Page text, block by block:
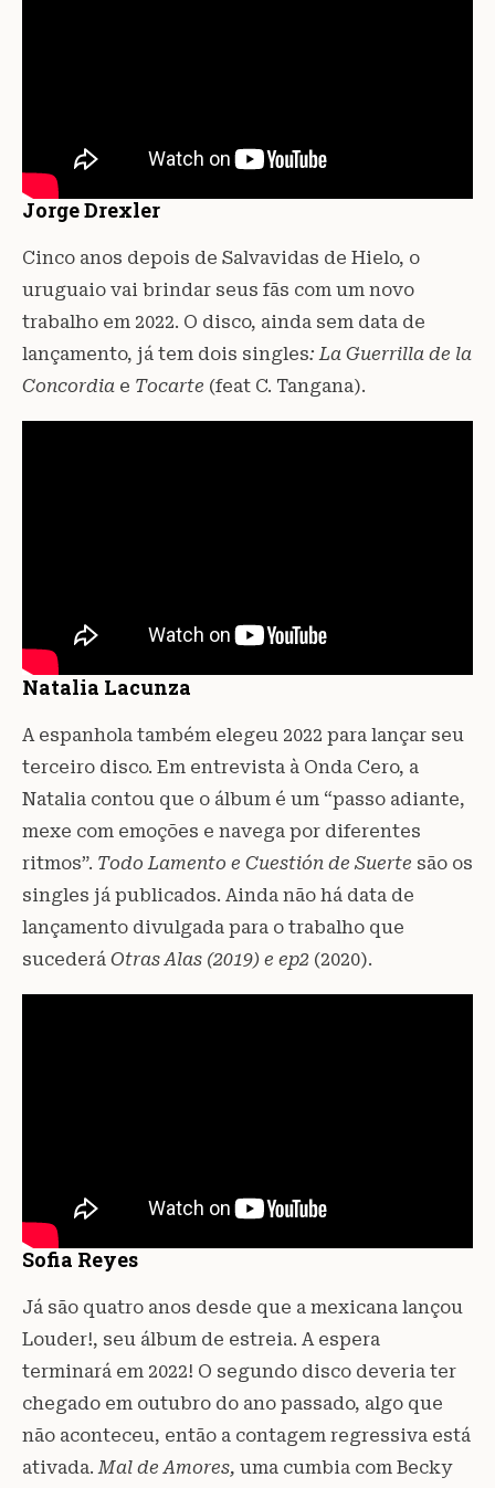
Jorge Drexler
Cinco anos depois de Salvavidas de Hielo, o
uruguaio vai brindar seus fãs com um novo
trabalho em 2022. O disco, ainda sem data de
lançamento, já tem dois singles: La Guerrilla de la
Concordia e Tocarte (feat C. Tangana).
Natalia Lacunza
A espanhola também elegeu 2022 para lançar seu
terceiro disco. Em entrevista à Onda Cero, a
Natalia contou que o álbum é um “passo adiante,
mexe com emoções e navega por diferentes
ritmos”. Todo Lamento e Cuestión de Suerte são os
singles já publicados. Ainda não há data de
lançamento divulgada para o trabalho que
sucederá Otras Alas (2019) e ep2 (2020).
Sofia Reyes
Já são quatro anos desde que a mexicana lançou
Louder!, seu álbum de estreia. A espera
terminará em 2022! O segundo disco deveria ter
chegado em outubro do ano passado, algo que
não aconteceu, então a contagem regressiva está
ativada.Mal de Amores, uma cumbia com Becky